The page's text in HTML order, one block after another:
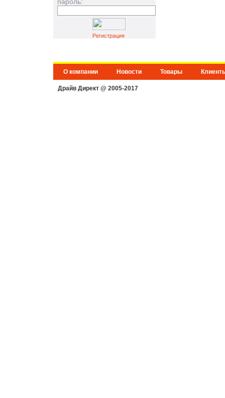
Регистрация
О компании Новости Товары
Драйв Директ @ 2005-2017